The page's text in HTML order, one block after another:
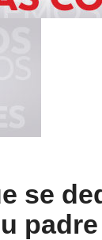
se
padre